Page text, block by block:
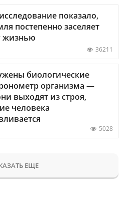
показало,
постепенно заселяет
жизнью
36211
биологические
организма —
выходят из строя,
человека
5028
ЕЩЕ